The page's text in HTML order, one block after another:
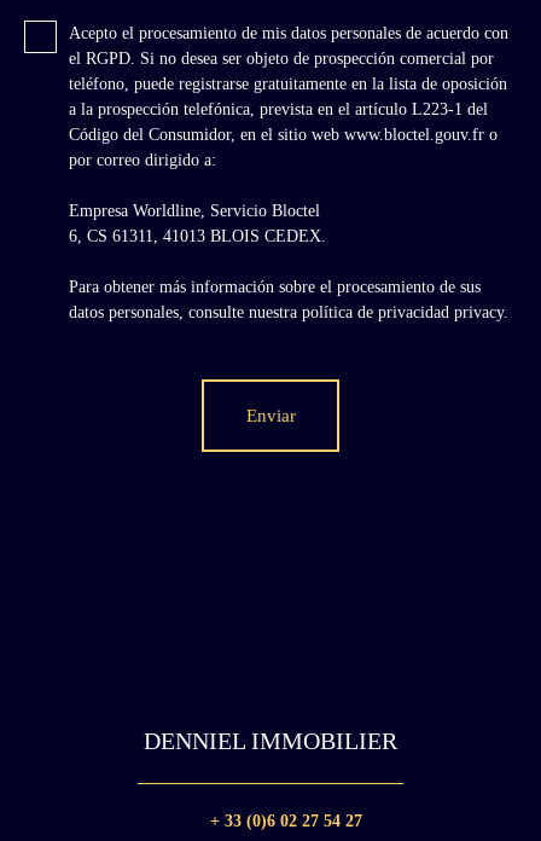
Acepto el procesamiento de mis datos personales de acuerdo con
el RGPD. Si no desea ser objeto de prospección comercial por
teléfono, puede registrarse gratuitamente en la lista de oposición
a la prospección telefónica, prevista en el artículo L223-1 del
Código del Consumidor, en el sitio web www.bloctel.gouv.fr o
por correo dirigido a:
Empresa Worldline, Servicio Bloctel
6, CS 61311, 41013 BLOIS CEDEX.
Para obtener más información sobre el procesamiento de sus
datos personales, consulte nuestra política de privacidad privacy.
Enviar
DENNIEL IMMOBILIER
+ 33 (0)6 02 27 54 27